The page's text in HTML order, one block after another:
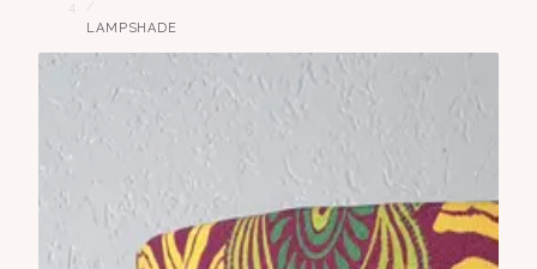
LAMPSHADE